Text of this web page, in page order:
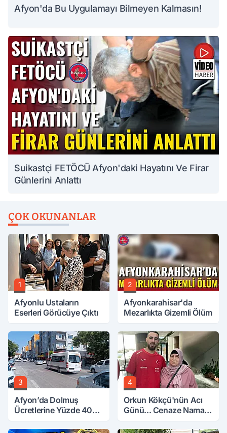
Afyon'da Bu Uygulamayı Bilmeyen Kalmasın!
Suikastçi FETÖCÜ Afyon'daki Hayatını Ve Firar
Günlerini Anlattı
ÇOK OKUNANLAR
1
Afyonlu Ustaların
Eserleri Görücüye Çıktı
2
Afyonkarahisar'da
Mezarlıkta Gizemli Ölüm
3
Afyon’da Dolmuş
Ücretlerine Yüzde 40
4
Orkun Kökçü'nün Acı
Günü... Cenaze Namazı